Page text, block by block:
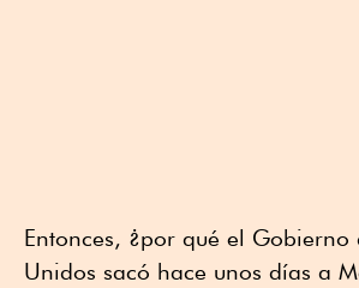
Entonces, ¿por qué el Gobierno
Unidos sacó hace unos días a